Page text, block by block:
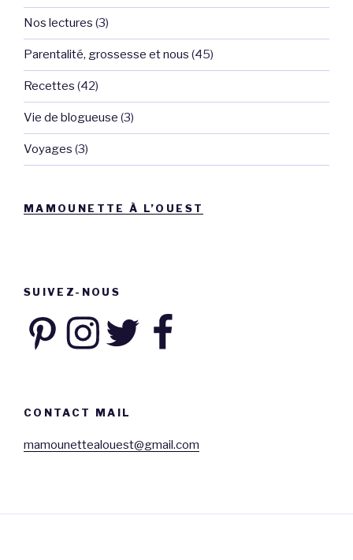
Nos lectures (3)
Parentalité, grossesse et nous (45)
Recettes (42)
Vie de blogueuse (3)
Voyages (3)
MAMOUNETTE À L’OUEST
SUIVEZ-NOUS
PinterestInstagramTwitter Facebook
CONTACT MAIL
mamounettealouest@gmail.com